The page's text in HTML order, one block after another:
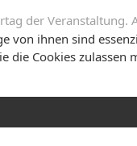
der Veranstaltung.
von ihnen sind
die Cookies